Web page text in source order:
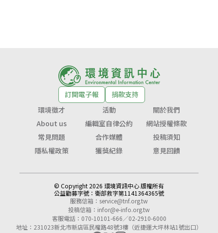
訂閱電子報
捐款支持
環境徵才
活動
關於我們
About us
編輯室自律公約
網站授權條款
常見問題
合作媒體
投稿須知
隱私權政策
獲獎紀錄 意見回饋
© Copyright 2026 環境資訊中心 版權所有
公益勸募字號： 衛部救字第1141364365號
服務信箱： service@tnf.org.tw
投稿信箱： infor@e-info.org.tw
客服電話：070-10101-666／02-2910-6000
地址：231023新北市新店區民權路48號3樓（近捷運大坪林站1號出口）